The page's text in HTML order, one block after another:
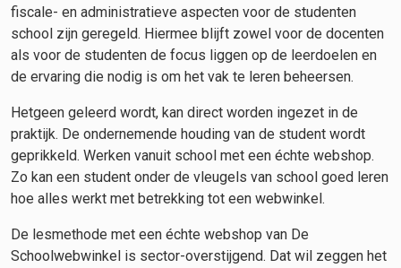
fiscale- en administratieve aspecten voor de studenten
school zijn geregeld. Hiermee blijft zowel voor de docenten
als voor de studenten de focus liggen op de leerdoelen en
de ervaring die nodig is om het vak te leren beheersen.
Hetgeen geleerd wordt, kan direct worden ingezet in de
praktijk. De ondernemende houding van de student wordt
geprikkeld. Werken vanuit school met een échte webshop.
Zo kan een student onder de vleugels van school goed leren
hoe alles werkt met betrekking tot een webwinkel.
De lesmethode met een échte webshop van De
Schoolwebwinkel is sector-overstijgend. Dat wil zeggen het